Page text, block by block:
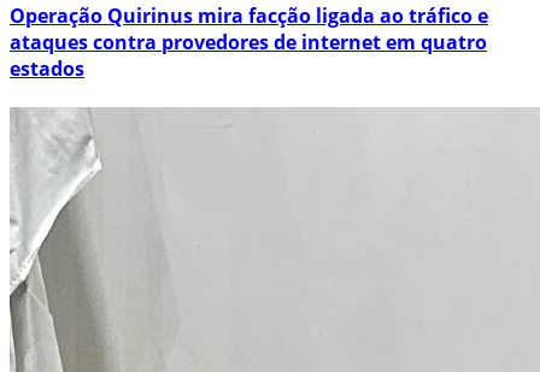
Operação Quirinus mira facção ligada ao tráfico e
ataques contra provedores de internet em quatro
estados